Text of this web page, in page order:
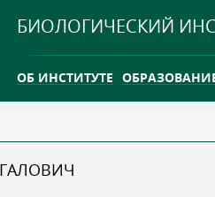
БИОЛОГИЧЕСКИЙ
ОБ ИНСТИТУТЕ
ТГУ ОТКРЫЛ